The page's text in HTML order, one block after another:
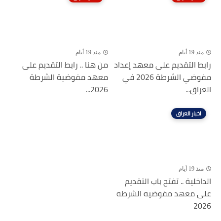
منذ 19 أيام
رابط التقديم على معهد إعداد
مفوضي الشرطة 2026 في
العراق...
منذ 19 أيام
من هنا .. رابط التقديم على
معهد مفوضية الشرطة
2026...
اخبار العراق
منذ 19 أيام
الداخلية .. تفتح باب التقديم
على معهد مفوضيه الشرطه
2026